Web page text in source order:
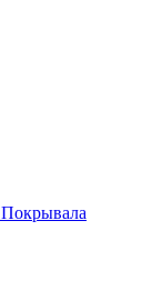
Покрывала